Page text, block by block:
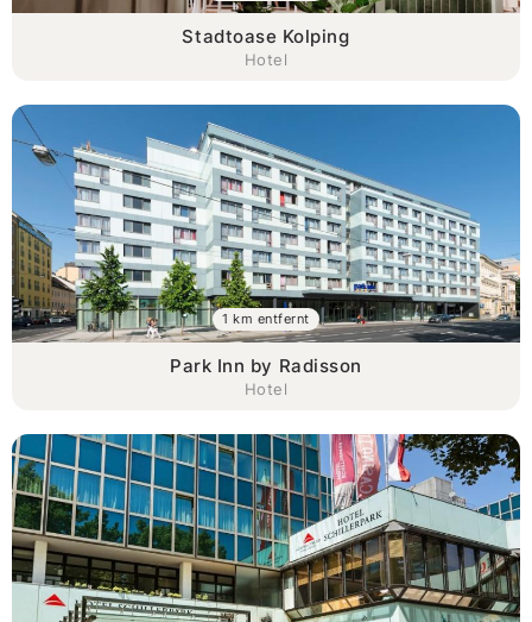
Stadtoase Kolping
Hotel
Park Inn by Radisson
Hotel
1 km entfernt